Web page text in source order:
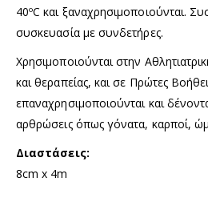
40ºC και ξαναχρησιμοποιούνται.
συσκευασία με συνδετήρες.
Χρησιμοποιούνται στην
και θεραπείας, και σε Πρώτες
επαναχρησιμοποιούνται και
αρθρώσεις όπως γόνατα, καρποί,
Διαστάσεις:
8cm x 4m